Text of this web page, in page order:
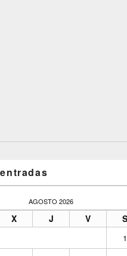
AGOSTO 2026
X J V S
1